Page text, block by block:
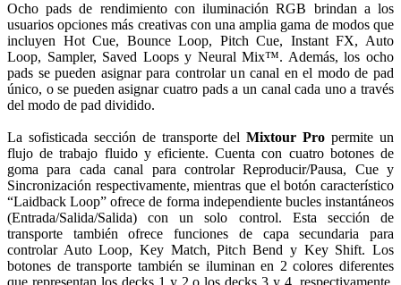
Ocho pads de rendimiento con iluminación RGB brindan a los
usuarios opciones más creativas con una amplia gama de modos que
incluyen Hot Cue, Bounce Loop, Pitch Cue, Instant FX, Auto
Loop, Sampler, Saved Loops y Neural Mix™. Además, los ocho
pads se pueden asignar para controlar un canal en el modo de pad
único, o se pueden asignar cuatro pads a un canal cada uno a través
del modo de pad dividido.
La sofisticada sección de transporte delMixtour Pro permite un
flujo de trabajo fluido y eficiente. Cuenta con cuatro botones de
goma para cada canal para controlar Reproducir/Pausa, Cue y
Sincronización respectivamente, mientras que el botón característico
“Laidback Loop” ofrece de forma independiente bucles instantáneos
(Entrada/Salida/Salida) con un solo control. Esta sección de
transporte también ofrece funciones de capa secundaria para
controlar Auto Loop, Key Match, Pitch Bend y Key Shift. Los
botones de transporte también se iluminan en 2 colores diferentes